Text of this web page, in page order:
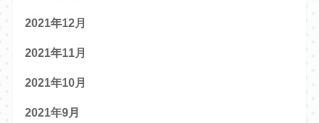
2021年12月
2021年11月
2021年10月
2021年9月